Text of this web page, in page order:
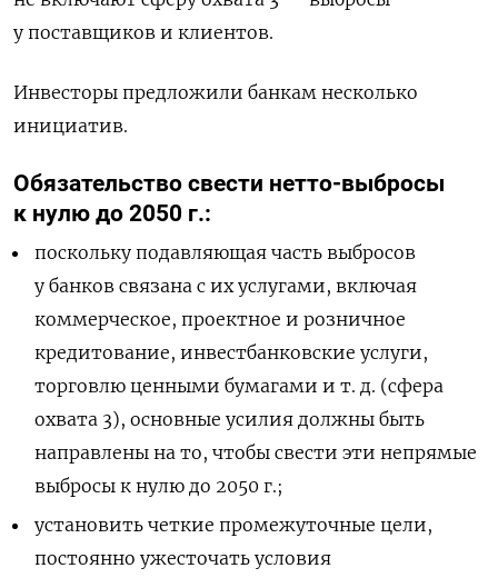
у поставщиков и клиентов.
Инвесторы предложили банкам несколько
инициатив.
Обязательство свести нетто-выбросы
к нулю до 2050 г.:
поскольку подавляющая часть выбросов
у банков связана с их услугами, включая
коммерческое, проектное и розничное
кредитование, инвестбанковские услуги,
торговлю ценными бумагами и т. д. (сфера
охвата 3), основные усилия должны быть
направлены на то, чтобы свести эти непрямые
выбросы к нулю до 2050 г.;
установить четкие промежуточные цели,
постоянно ужесточать условия